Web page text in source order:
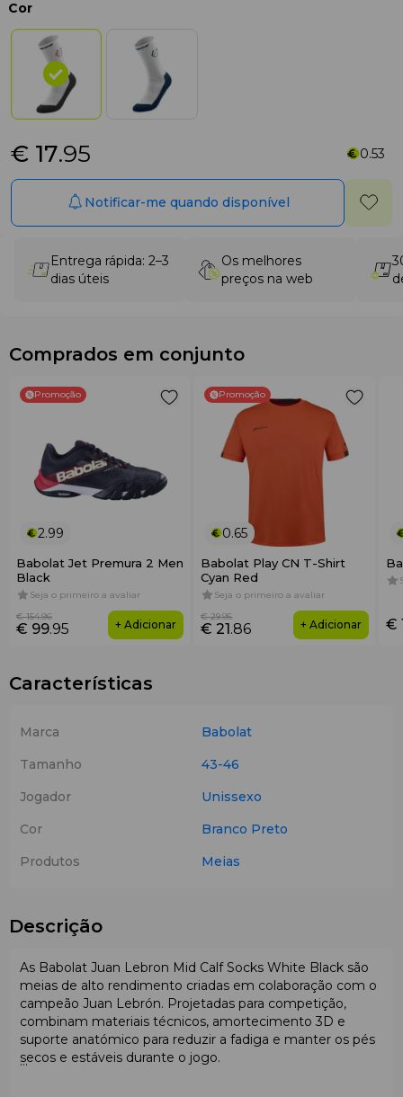
Cor
€ 17.95 0.53
Notificar-me quando disponível
Entrega rápida: 2–3
dias úteis
Os melhores
preços na web
Comprados em conjunto
Promoção
2.99
Babolat Jet Premura 2 Men
Black
Seja o primeiro a avaliar
€ 99.95
€ 154.96
+ Adicionar
Promoção
0.65
Babolat Play CN T-Shirt
Cyan Red
Seja o primeiro a avaliar
€ 21.86
€ 29.95
+ Adicionar €
Características
Marca
Babolat
Tamanho
43-46
Jogador
Unissexo
Cor
Branco Preto
Produtos
Meias
Descrição
As Babolat Juan Lebron Mid Calf Socks White Black são
meias de alto rendimento criadas em colaboração com o
campeão Juan Lebrón. Projetadas para competição,
combinam materiais técnicos, amortecimento 3D e
suporte anatómico para reduzir a fadiga e manter os pés
secos e estáveis durante o jogo.